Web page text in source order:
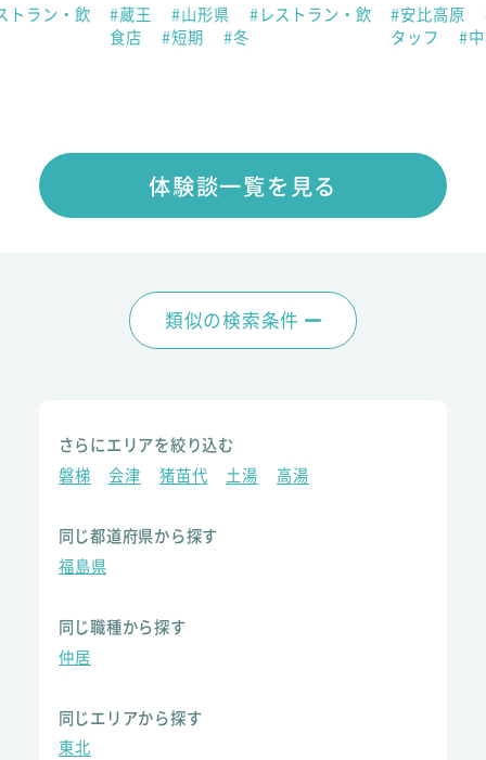
トラン・飲 #蔵王 #山形県
#レストラン・飲
食店
#短期 #冬
#安比高原
タッフ
#
体験談一覧を見る
類似の検索条件
さらにエリアを絞り込む
磐梯
会津 猪苗代 土湯 高湯
同じ都道府県から探す
福島県
同じ職種から探す
仲居
同じエリアから探す
東北